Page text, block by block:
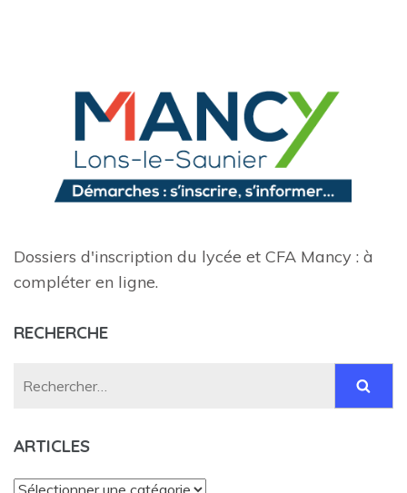
Dossiers d'inscription du lycée et CFA Mancy : à
compléter en ligne.
RECHERCHE
Rechercher :
ARTICLES
Articles